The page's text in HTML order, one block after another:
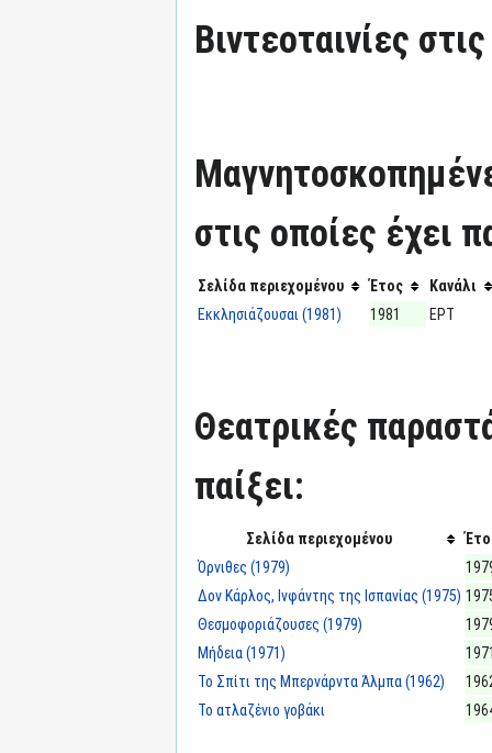
Βιντεοταινίες
στις οποίες έχει
Σελίδα περιεχομένου Έτος
Κανάλι
Εκκλησιάζουσαι (1981)
1981 ΕΡΤ
Θεατρικές
παίξει:
Σελίδα περιεχομένου
Όρνιθες (1979)
Δον Κάρλος, Ινφάντης της Ισπανίας (1975)
Θεσμοφοριάζουσες (1979)
Μήδεια (1971)
Το Σπίτι της Μπερνάρντα Άλμπα (1962)
Το ατλαζένιο γοβάκι